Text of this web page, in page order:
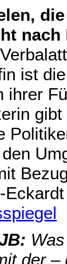
ist
ihrer
der